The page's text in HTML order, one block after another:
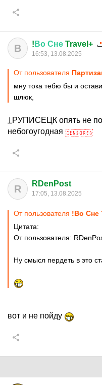
В ! Во Сне Travel+
16:53, 13.08.2025
От пользователя
мну тока тебю бы и
шлюк,
ꞱРУПИСЕЦК опять не
небогоугодная
R RDenPost
17:05, 13.08.2025
От пользователя !Во Сне
Цитата:
От пользователя:
Ну смысл пердеть в это
вот и не пойду